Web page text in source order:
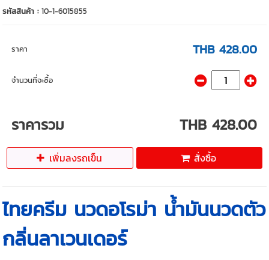
รหัสสินค้า :10-1-6015855
ราคา THB 428.00
จำนวนที่จะซื้อ
ราคารวม THB 428.00
เพิ่มลงรถเข็น สั่งซื้อ
ไทยครีม นวดอโรม่า น้ำมันนวดตัว
กลิ่นลาเวนเดอร์